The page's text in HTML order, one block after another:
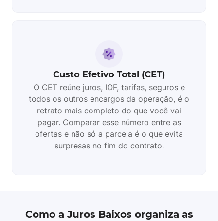
Custo Efetivo Total (CET)
O CET reúne juros, IOF, tarifas, seguros e
todos os outros encargos da operação, é o
retrato mais completo do que você vai
pagar. Comparar esse número entre as
ofertas e não só a parcela é o que evita
surpresas no fim do contrato.
Como a Juros Baixos organiza as